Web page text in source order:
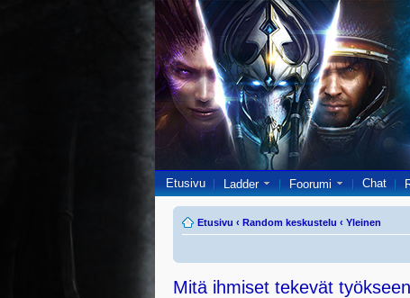
Etusivu Ladder Foorumi Chat
Etusivu ‹ Random keskustelu ‹ Yleinen
Mitä ihmiset tekevät